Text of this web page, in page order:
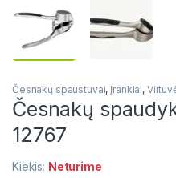
Česnakų spaustuvai, Įrankiai,
Česnakų
12767
Kiekis: Neturime